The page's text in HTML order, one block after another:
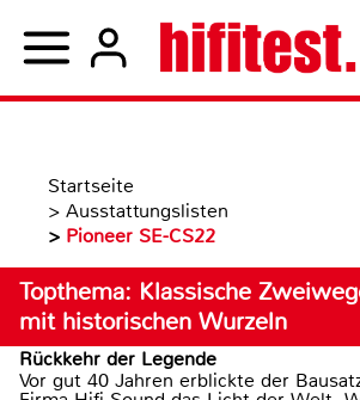
Startseite
> Ausstattungslisten
> Pioneer SE-CS22
Topthema: Klassische
mit historischen Wurzeln
Rückkehr der Legende
Vor gut 40 Jahren erblickte der